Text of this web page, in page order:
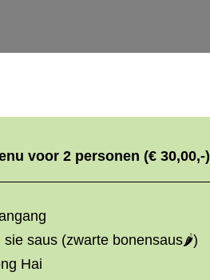
voor 2 personen (€ 30,00,-)
sie saus (zwarte bonensaus🌶️)
Hai